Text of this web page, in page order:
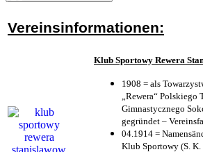
Vereinsinformationen:
Klub Sportowy Rewera
1908 = als
„Rewera“ Polskiego
Gimnastycznego
gegründet –
04.1914 =
Klub Sportowy (S. K.